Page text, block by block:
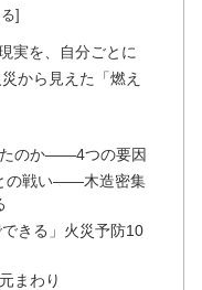
実を、自分ごとに
から見えた「燃え
のか――4つの要因
の戦い――木造密集
きる」火災予防10
まわり